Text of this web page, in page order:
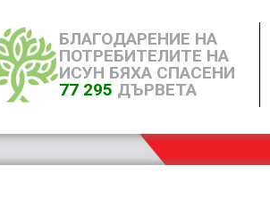
БЛАГОДАРЕНИЕ НА
ПОТРЕБИТЕЛИТЕ НА
ИСУН БЯХА СПАСЕНИ
77 295 ДЪРВЕТА